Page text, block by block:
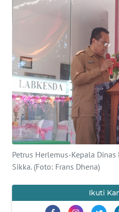
Petrus Herlemus-Kepala
Sikka. (Foto: Frans Dhena)
Ikuti
LABUAN
OPINI
Informasi
INDEKS
BERITA
KONTAK
IKLAN